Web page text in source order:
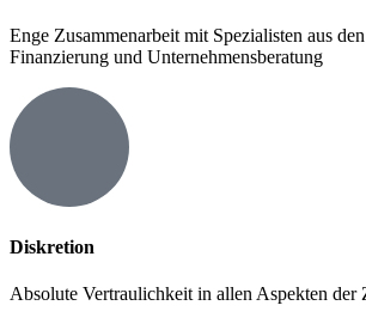
Enge Zusammenarbeit mit Spezialisten aus
Finanzierung und Unternehmensberatung
Diskretion
Absolute Vertraulichkeit in allen Aspekten der